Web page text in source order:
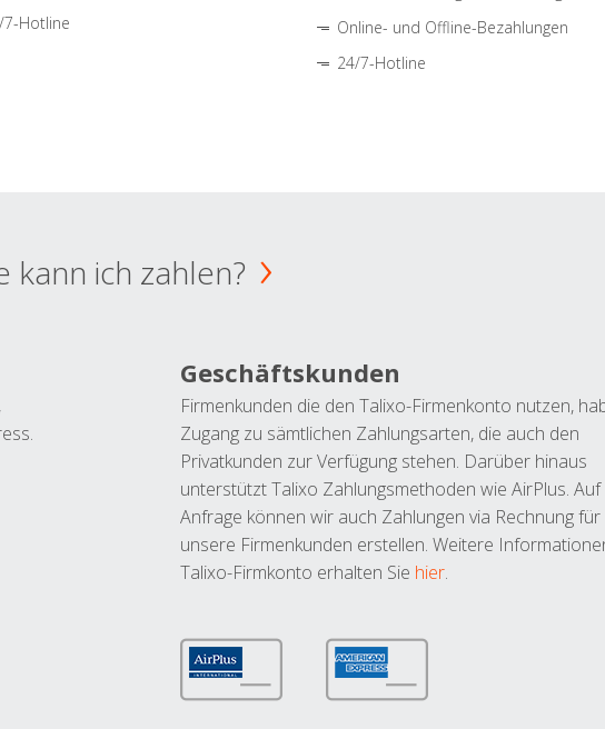
7-Hotline
Online- und Offline-Bezahlungen
24/7-Hotline
kann ich zahlen?
Geschäftskunden
Firmenkunden die den Talixo-Firmenkonto nutzen,
Zugang zu sämtlichen Zahlungsarten, die auch den
Privatkunden zur Verfügung stehen. Darüber hinaus
unterstützt Talixo Zahlungsmethoden wie AirPlus. Auf
Anfrage können wir auch Zahlungen via Rechnung für
unsere Firmenkunden erstellen. Weitere
Talixo-Firmkonto erhalten Sie hier.